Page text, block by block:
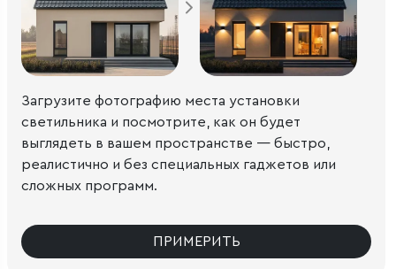
Загрузите фотографию места установки
светильника и посмотрите, как он будет
выглядеть в вашем пространстве — быстро,
реалистично и без специальных гаджетов или
сложных программ.
ПРИМЕРИТЬ